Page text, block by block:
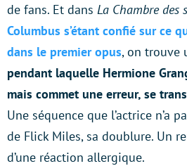
de fans. Et dans La Chambre des
Columbus s’étant confié sur ce
dans le premier opus, on trouve
pendant laquelle Hermione
mais commet une erreur, se
Une séquence que l’actrice n’a
de Flick Miles, sa doublure. Un
d’une réaction allergique.